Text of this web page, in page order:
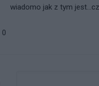
wiadomo jak z tym
0